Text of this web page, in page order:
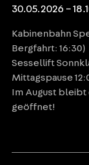
30.05.2026 –
Kabinenbahn
Bergfahrt: 16:30)
Sessellift
Mittagspause
Im August bleibt
geöffnet!